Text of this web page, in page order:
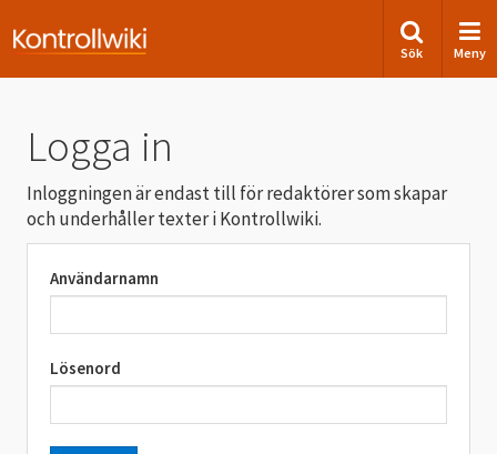
Sök Meny
Logga in
Inloggningen är endast till för redaktörer som skapar
och underhåller texter i Kontrollwiki.
Användarnamn
Lösenord